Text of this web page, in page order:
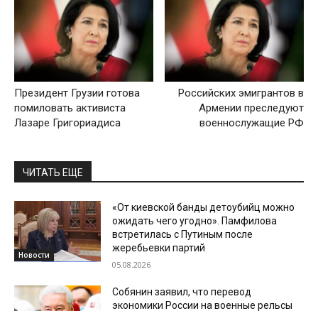
Президент Грузии готова
помиловать активиста
Лазаре Григориадиса
Российских эмигрантов в
Армении преследуют
военнослужащие РФ
ЧИТАТЬ ЕЩЕ
Новости
«От киевской банды детоубийц можно
ожидать чего угодно». Памфилова
встретилась с Путиным после
жеребьевки партий
05.08.2026
Собянин заявил, что перевод
экономики России на военные рельсы